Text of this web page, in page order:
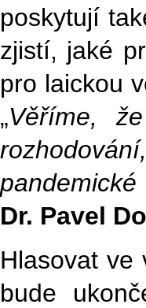
poskytují
zjistí, jaké
pro laickou
„Věříme,
Dr. Pavel
Hlasovat
bude